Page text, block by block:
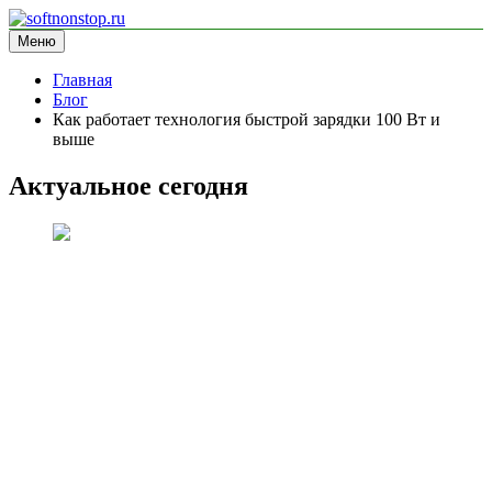
Перейти
к
содержимому
softnonstop.ru
информационный сайт
Меню
Главная
Блог
Как работает технология быстрой зарядки 100 Вт и
выше
Актуальное сегодня